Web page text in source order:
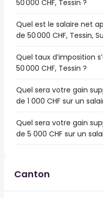
50 000 CHF, Tessin ?
Quel est le salaire net
de 50 000 CHF, Tessin,
Quel taux d’imposition
50 000 CHF, Tessin ?
Quel sera votre gain
de 1 000 CHF sur un
Quel sera votre gain
de 5 000 CHF sur un
Canton